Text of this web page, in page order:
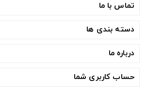
تماس با ما
دسته بندی ها
درباره ما
حساب کاربری شما